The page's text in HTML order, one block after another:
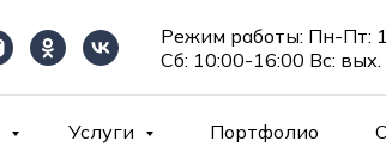
Режим работы: Пн-Пт:
Сб: 10:00-16:00 Вс: вых.
Услуги Портфолио